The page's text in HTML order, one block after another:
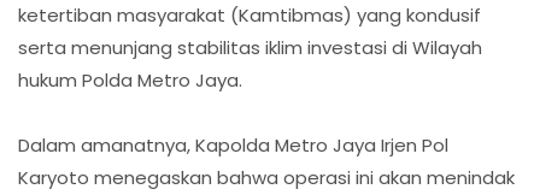
ketertiban masyarakat (Kamtibmas) yang kondusif
serta menunjang stabilitas iklim investasi di Wilayah
hukum Polda Metro Jaya.
Dalam amanatnya, Kapolda Metro Jaya Irjen Pol
Karyoto menegaskan bahwa operasi ini akan menindak